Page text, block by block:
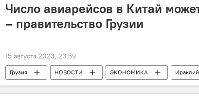
Число авиарейсов в Китай
– правительство Грузии
15 августа 2023, 23:59
Грузия НОВОСТИ ЭКОНОМИКА
Пекин
Тбилиси Авиасообщение в Грузии